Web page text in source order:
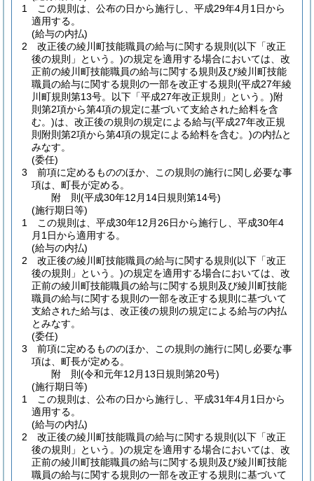
1
この規則は、公布の日から施行し、平成29年4月1日から
適用する。
(給与の内払)
2
改正後の綾川町技能職員の給与に関する規則 (以下「改正
後の規則」という。)の規定を適用する場合においては、改
正前の綾川町技能職員の給与に関する規則及び綾川町技能
職員の給与に関する規則の一部を改正する規則 (平成27年綾
川町規則第13号。以下「平成27年改正規則」という。)附
則第2項から第4項の規定に基づいて支給された給料を含
む。)は、改正後の規則の規定による給与(平成27年改正規
則附則第2項から第4項の規定による給料を含む。)の内払と
みなす。
(委任)
3
前項に定めるもののほか、この規則の施行に関し必要な事
項は、町長が定める。
附 則(平成30年12月14日規則第14号)
(施行期日等)
1
この規則は、平成30年12月26日から施行し、平成30年4
月1日から適用する。
(給与の内払)
2
改正後の綾川町技能職員の給与に関する規則 (以下「改正
後の規則」という。)の規定を適用する場合においては、改
正前の綾川町技能職員の給与に関する規則及び綾川町技能
職員の給与に関する規則の一部を改正する規則に基づいて
支給された給与は、改正後の規則の規定による給与の内払
とみなす。
(委任)
3
前項に定めるもののほか、この規則の施行に関し必要な事
項は、町長が定める。
附 則(令和元年12月13日規則第20号)
(施行期日等)
1
この規則は、公布の日から施行し、平成31年4月1日から
適用する。
(給与の内払)
2
改正後の綾川町技能職員の給与に関する規則 (以下「改正
後の規則」という。)の規定を適用する場合においては、改
正前の綾川町技能職員の給与に関する規則及び綾川町技能
職員の給与に関する規則の一部を改正する規則に基づいて